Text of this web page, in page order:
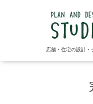
店舗・住宅の設計・